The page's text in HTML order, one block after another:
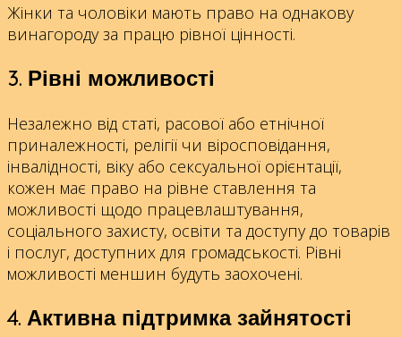
Жінки та чоловіки мають право на однакову
винагороду за працю рівної цінності.
3. Рівні можливості
Незалежно від статі, расової або етнічної
приналежності, релігії чи віросповідання,
інвалідності, віку або сексуальної орієнтації,
кожен має право на рівне ставлення та
можливості щодо працевлаштування,
соціального захисту, освіти та доступу до товарів
і послуг, доступних для громадськості. Рівні
можливості меншин будуть заохочені.
4. Активна підтримка зайнятості